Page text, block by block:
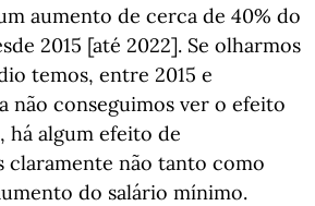
aumento de cerca de 40% do
2015 [até 2022]. Se olharmos
temos, entre 2015 e
não conseguimos ver o efeito
há algum efeito de
claramente não tanto como
do salário mínimo.